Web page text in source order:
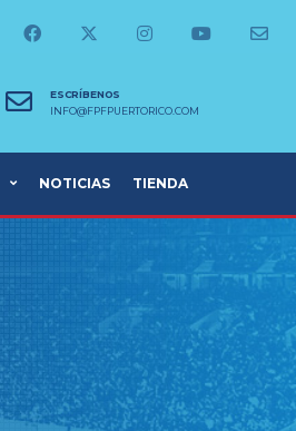
ESCRÍBENOS
INFO@FPFPUERTORICO.COM
NOTICIAS TIENDA